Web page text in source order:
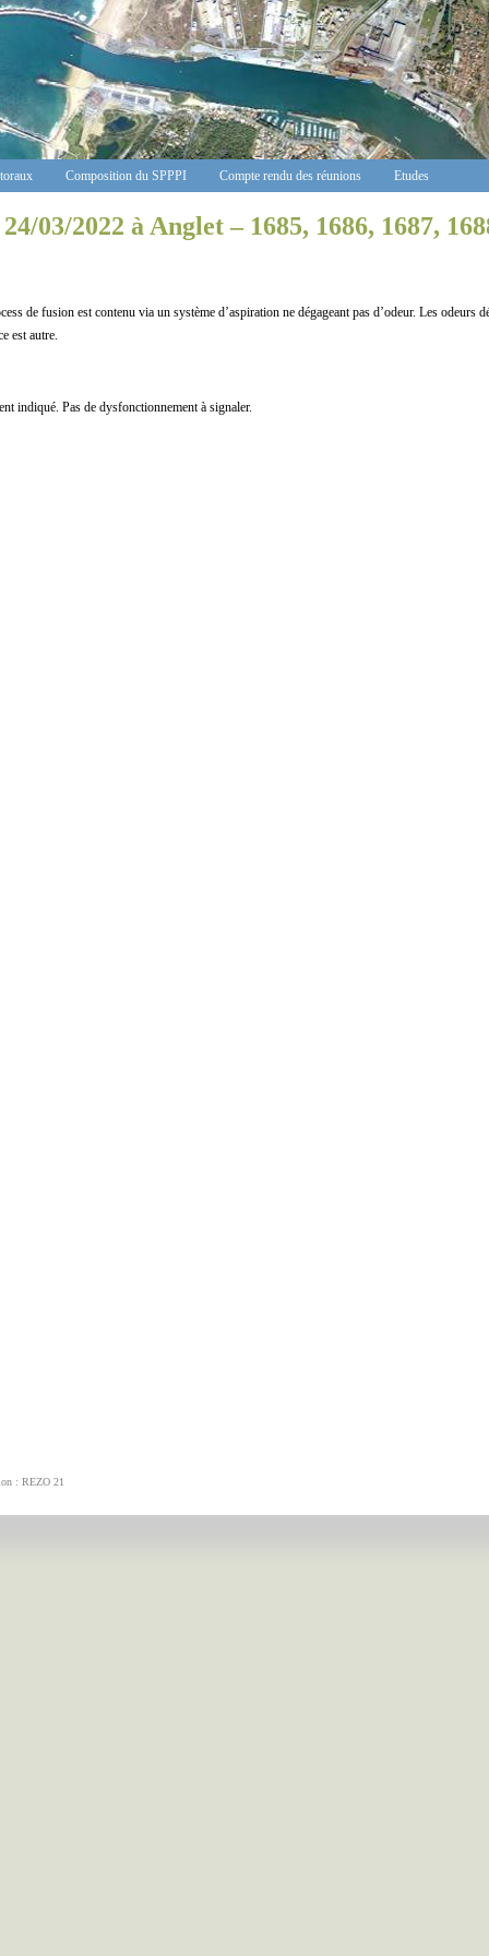
Composition du SPPPI Compte rendu des réunions Etudes
03/2022 à Anglet – 1685, 1686, 1687,
de fusion est contenu via un système d’aspiration ne dégageant pas d’odeur. Les odeurs
est autre.
indiqué. Pas de dysfonctionnement à signaler.
: REZO 21